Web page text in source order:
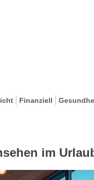
Finanziell
im